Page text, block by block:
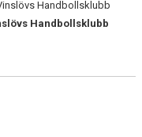
Handbollsklubb